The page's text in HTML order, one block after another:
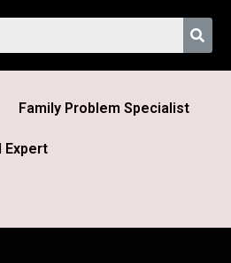
Family Problem Specialist
Expert